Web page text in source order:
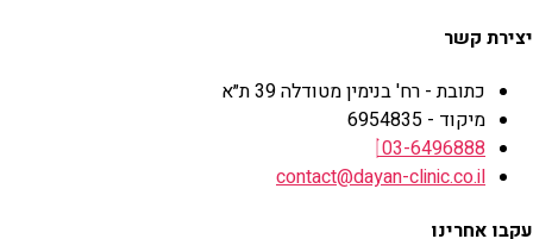
יצירת קשר
כתובת - רח' בנימין מטודלה 39 ת״א
מיקוד - 6954835
03-6496888
contact@dayan-clinic.co.il
עקבו אחרינו